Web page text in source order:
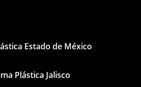
Estado de México
Plástica Jalisco